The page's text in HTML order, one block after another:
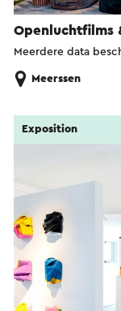
Openluchtfilms
Meerdere data
Meerssen
Exposition